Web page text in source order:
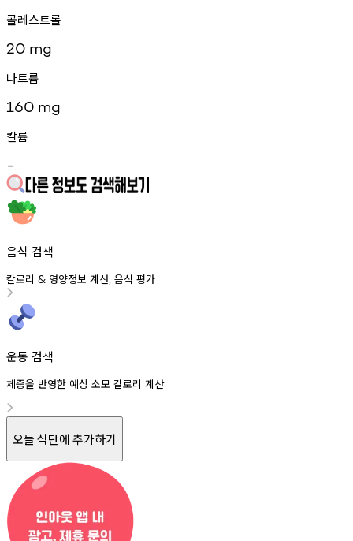
콜레스트롤
20 mg
나트륨
160 mg
칼륨
-
음식 검색
칼로리 & 영양정보 계산, 음식 평가
운동 검색
체중을 반영한 예상 소모 칼로리 계산
오늘 식단에 추가하기